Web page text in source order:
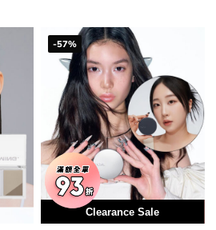
-57%
Special Price
Clearance Sale